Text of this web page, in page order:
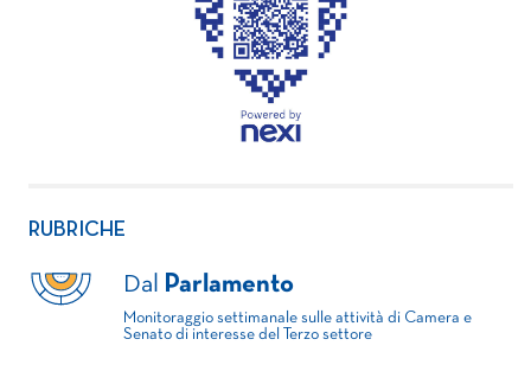
RUBRICHE
Dal Parlamento
Monitoraggio settimanale sulle attività di Camera e
Senato di interesse del Terzo settore